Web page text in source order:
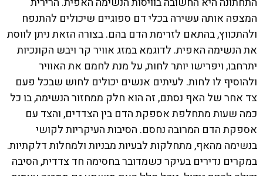
המצפה אותה עשירה בכלי דם ספוגיים שיכולים להתנפח
ולהתכווץ, בהתאם לזרימת הדם בהם. בצורה הזאת ניתן לווסת
את הנשימה האפית. לדוגמא במזג אוויר קר ויבש הקונכיות
יתרחבו, ויפרישו יותר לחות, על מנת לחמם את האוויר
ולהוסיף לו לחות. לעיתים אנשים יכולים לחוש שבכל פעם
צד אחר של האף נסתם, זה הוא חלק ממחזור הנשימה, בו כל
כמה שעות מתחלפת אספקת הדם בין הצדדים, והצד עם
אספקת הדם המרובה נחסם. הסיבות העיקריות לקושי
בנשימה מהאף, מתחלקות לבעיות מבניות ולמחלות דלקתיות.
במקרים נדירים בעיקר כשמדובר בחסימה חד צדדית, הסיבה